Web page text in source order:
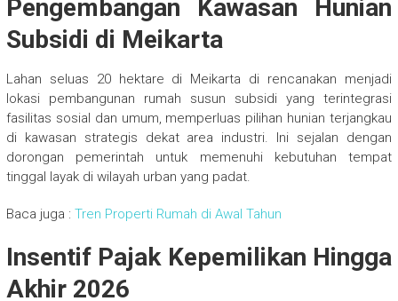
Pengembangan Kawasan Hunian
Subsidi di Meikarta
Lahan seluas 20 hektare di Meikarta di rencanakan menjadi
lokasi pembangunan rumah susun subsidi yang terintegrasi
fasilitas sosial dan umum, memperluas pilihan hunian terjangkau
di kawasan strategis dekat area industri. Ini sejalan dengan
dorongan pemerintah untuk memenuhi kebutuhan tempat
tinggal layak di wilayah urban yang padat.
Baca juga : Tren Properti Rumah di Awal Tahun
Insentif Pajak Kepemilikan Hingga
Akhir 2026